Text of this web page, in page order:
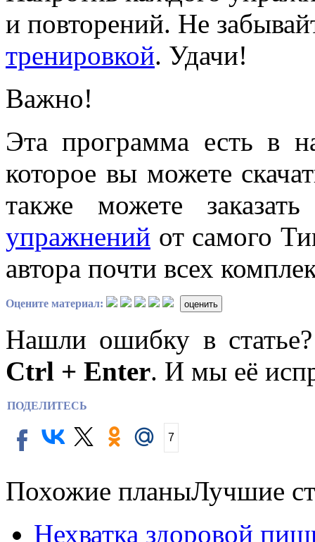
и повторений. Не
тренировкой. Удачи!
Важно!
Эта программа есть в
которое вы можете
также можете
упражнений от самого
автора почти всех
Оцените материал: оценить
Нашли ошибку в
Ctrl + Enter. И мы её
ПОДЕЛИТЕСЬ
7
Похожие планыЛучшие
Нехватка здоровой